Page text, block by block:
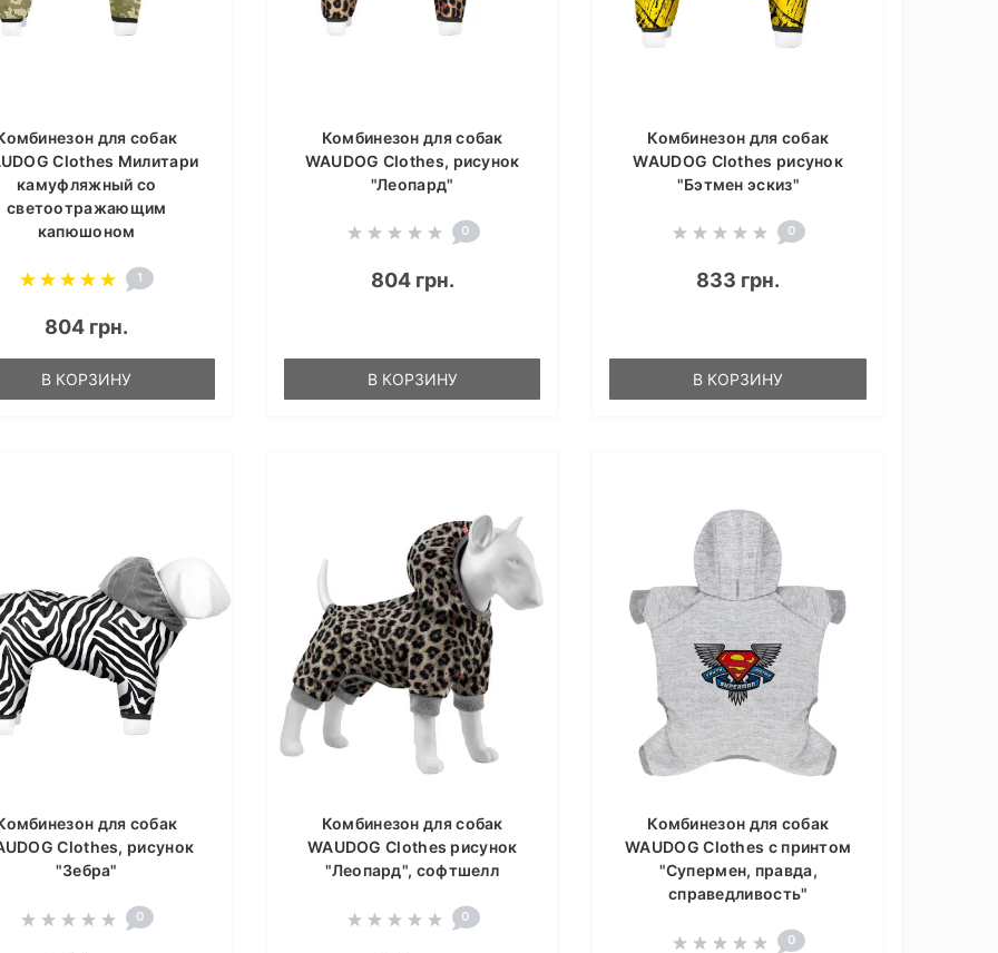
для собак
Clothes Милитари
камуфляжный со
светоотражающим
капюшоном
1
804 грн.
В КОРЗИНУ
Комбинезон для собак
WAUDOG Clothes, рисунок
"Леопард"
0
804 грн.
В КОРЗИНУ
Комбинезон для собак
WAUDOG Clothes рисунок
"Бэтмен эскиз"
0
833 грн.
В КОРЗИНУ
для собак
Clothes, рисунок
"Зебра"
0
Комбинезон для собак
WAUDOG Clothes рисунок
"Леопард", софтшелл
0
Комбинезон для собак
WAUDOG Clothes с принтом
"Супермен, правда,
справедливость"
0